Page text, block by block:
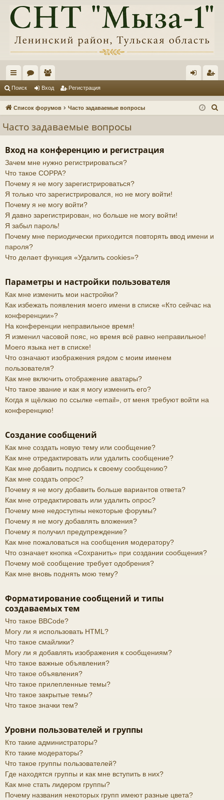
с
ы ум
ол
ьз
ат
ел
и
д ис
Поиск Вход Регистрация
Список форумов Часто задаваемые вопросы
Часто задаваемые вопросы
Вход на конференцию и регистрация
Зачем мне нужно регистрироваться?
Что такое COPPA?
Почему я не могу зарегистрироваться?
Я только что зарегистрировался, но не могу войти!
Почему я не могу войти?
Я давно зарегистрирован, но больше не могу войти!
Я забыл пароль!
Почему мне периодически приходится повторять ввод имени и
пароля?
Что делает функция «Удалить cookies»?
Параметры и настройки пользователя
Как мне изменить мои настройки?
Как избежать появления моего имени в списке «Кто сейчас на
конференции»?
На конференции неправильное время!
Я изменил часовой пояс, но время всё равно неправильное!
Моего языка нет в списке!
Что означают изображения рядом с моим именем
пользователя?
Как мне включить отображение аватары?
Что такое звание и как я могу изменить его?
Когда я щёлкаю по ссылке «email», от меня требуют войти на
конференцию!
Создание сообщений
Как мне создать новую тему или сообщение?
Как мне отредактировать или удалить сообщение?
Как мне добавить подпись к своему сообщению?
Как мне создать опрос?
Почему я не могу добавить больше вариантов ответа?
Как мне отредактировать или удалить опрос?
Почему мне недоступны некоторые форумы?
Почему я не могу добавлять вложения?
Почему я получил предупреждение?
Как мне пожаловаться на сообщения модератору?
Что означает кнопка «Сохранить» при создании сообщения?
Почему моё сообщение требует одобрения?
Как мне вновь поднять мою тему?
Форматирование сообщений и типы
создаваемых тем
Что такое BBCode?
Могу ли я использовать HTML?
Что такое смайлики?
Могу ли я добавлять изображения к сообщениям?
Что такое важные объявления?
Что такое объявления?
Что такое прилепленные темы?
Что такое закрытые темы?
Что такое значки тем?
Уровни пользователей и группы
Кто такие администраторы?
Кто такие модераторы?
Что такое группы пользователей?
Где находятся группы и как мне вступить в них?
Как мне стать лидером группы?
Почему названия некоторых групп имеют разные цвета?